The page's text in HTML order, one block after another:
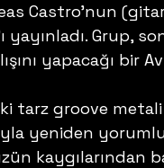
Castro’nun
yayınladı. Grup,
yapacağı bir
tarz groove
yeniden
kaygılarından